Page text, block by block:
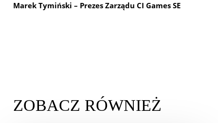
Marek Tymiński – Prezes Zarządu CI Games SE